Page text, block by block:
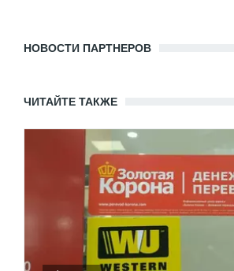
НОВОСТИ ПАРТНЕРОВ
ЧИТАЙТЕ ТАКЖЕ